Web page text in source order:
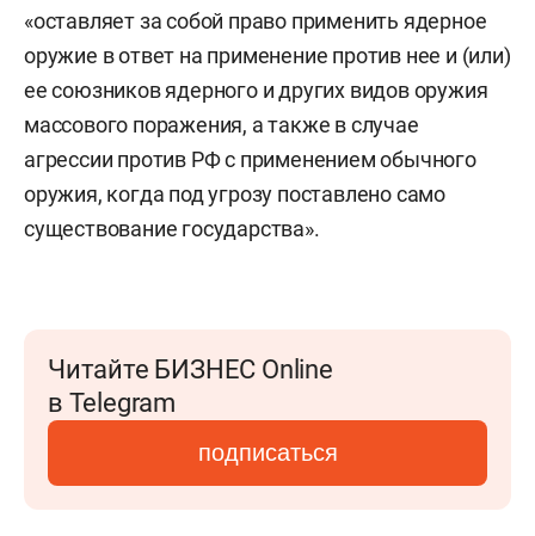
«оставляет за собой право применить ядерное
оружие в ответ на применение против нее и (или)
ее союзников ядерного и других видов оружия
массового поражения, а также в случае
агрессии против РФ с применением обычного
оружия, когда под угрозу поставлено само
существование государства».
Читайте БИЗНЕС Online
в Telegram
подписаться